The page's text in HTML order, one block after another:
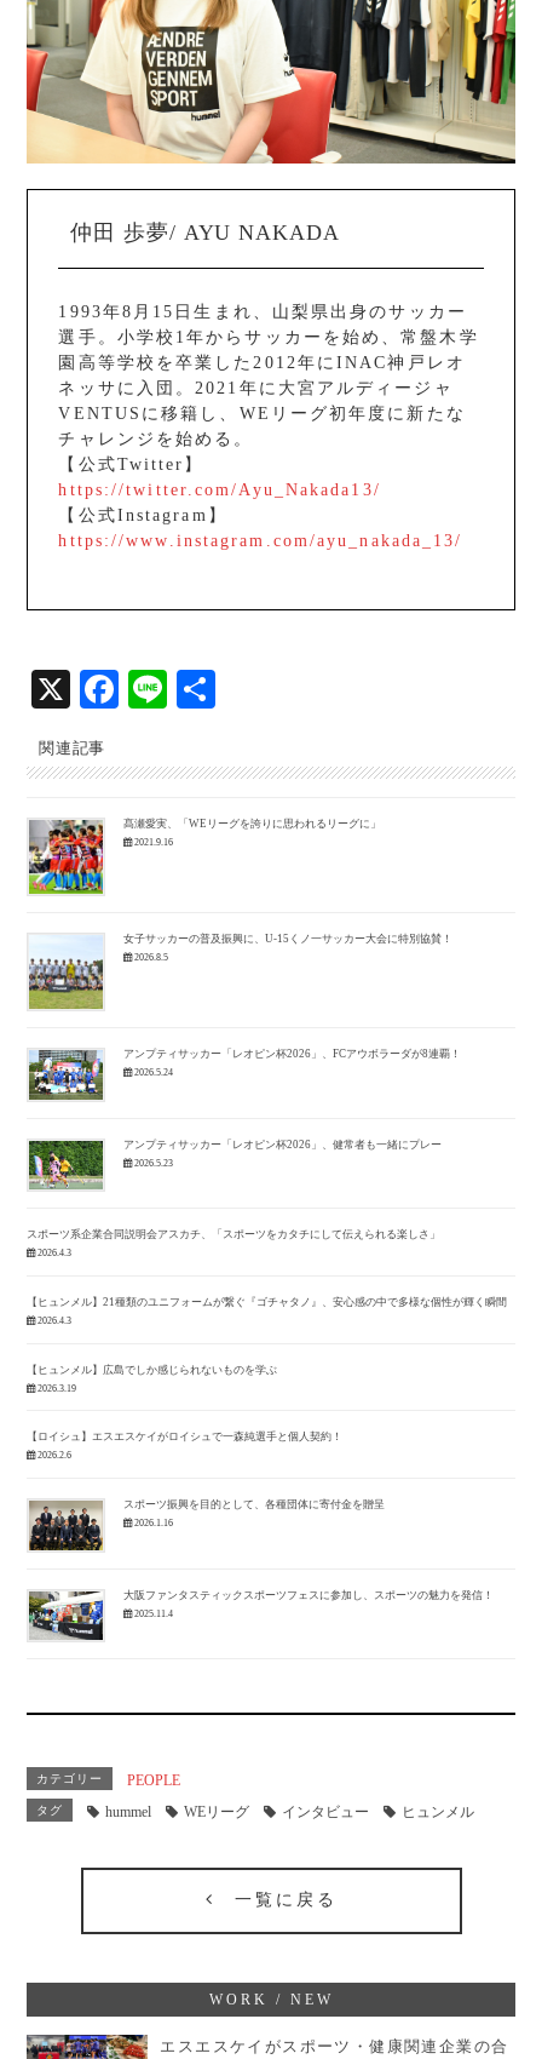
仲田 歩夢/ AYU NAKADA
1993年8月15日生まれ、山梨県出身のサッカー
選手。小学校1年からサッカーを始め、常盤木学
園高等学校を卒業した2012年にINAC神戸レオ
ネッサに入団。2021年に大宮アルディージャ
VENTUSに移籍し、WEリーグ初年度に新たな
チャレンジを始める。
【公式Twitter】
https://twitter.com/Ayu_Nakada13/
【公式Instagram】
https://www.instagram.com/ayu_nakada_13/
X
Fa
bo
Li
関連記事
髙瀬愛実、「WEリーグを誇りに思われるリーグに」
2021.9.16
女子サッカーの普及振興に、U-15くノ一サッカー大会に特別協賛！
2026.8.5
アンプティサッカー「レオピン杯2026」、FCアウボラーダが8連覇！
2026.5.24
アンプティサッカー「レオピン杯2026」、健常者も一緒にプレー
2026.5.23
スポーツ系企業合同説明会アスカチ、「スポーツをカタチにして伝えられる楽しさ」
2026.4.3
【ヒュンメル】21種類のユニフォームが繋ぐ『ゴチャタノ』、安心感の中で多様な個性が輝く瞬間
2026.4.3
【ヒュンメル】広島でしか感じられないものを学ぶ
2026.3.19
【ロイシュ】エスエスケイがロイシュで一森純選手と個人契約！
2026.2.6
スポーツ振興を目的として、各種団体に寄付金を贈呈
2026.1.16
大阪ファンタスティックスポーツフェスに参加し、スポーツの魅力を発信！
2025.11.4
カテゴリー PEOPLE
タグ hummel WEリーグ インタビュー ヒュンメル
一覧に戻る
WORK / NEW
エスエスケイがスポーツ・健康関連企業の合